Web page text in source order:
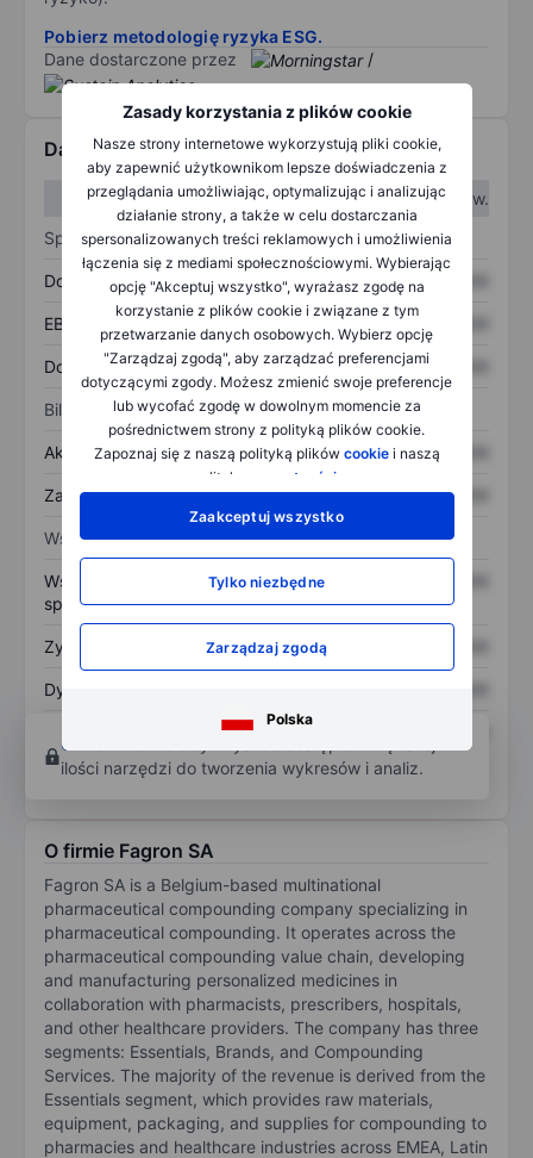
Zasady korzystania z plików cookie
Nasze strony internetowe wykorzystują pliki cookie,
aby zapewnić użytkownikom lepsze doświadczenia z
przeglądania umożliwiając, optymalizując i analizując
działanie strony, a także w celu dostarczania
spersonalizowanych treści reklamowych i umożliwienia
łączenia się z mediami społecznościowymi. Wybierając
opcję "Akceptuj wszystko", wyrażasz zgodę na
korzystanie z plików cookie i związane z tym
przetwarzanie danych osobowych. Wybierz opcję
"Zarządzaj zgodą", aby zarządzać preferencjami
dotyczącymi zgody. Możesz zmienić swoje preferencje
lub wycofać zgodę w dowolnym momencie za
pośrednictwem strony z polityką plików cookie.
Zapoznaj się z naszą polityką plików cookiei naszą
polityką
prywatności
Zaakceptuj wszystko
Tylko niezbędne
Zarządzaj zgodą
Polska
Pobierz metodologię ryzyka ESG.
Dane dostarczone przez
/
Dane finansowe
W I kw.
W II kw.
Sprawozdanie z zysków
Dochód XXXXXXX XXXXXXX
EBITDA XXXXXXX
Dochód netto XXXXXXX XXXXXXX
Bilans
Aktywa ogółem XXXXXXX XXXXXXX
Zadłużenie ogółem XXXXXXX XXXXXXX
Wskaźniki
Współczynnik cena do
sprzedaży
XXXXXXX
Zysk na akcję XXXXXXX
Dywidenda na akcję
własnego
XXXXXXX
Otwórz konto
ilości narzędzi do tworzenia wykresów i analiz.
O firmie Fagron SA
Fagron SA is a Belgium-based multinational
pharmaceutical compounding company specializing in
pharmaceutical compounding. It operates across the
pharmaceutical compounding value chain, developing
and manufacturing personalized medicines in
collaboration with pharmacists, prescribers, hospitals,
and other healthcare providers. The company has three
segments: Essentials, Brands, and Compounding
Services. The majority of the revenue is derived from the
Essentials segment, which provides raw materials,
equipment, packaging, and supplies for compounding to
pharmacies and healthcare industries across EMEA, Latin